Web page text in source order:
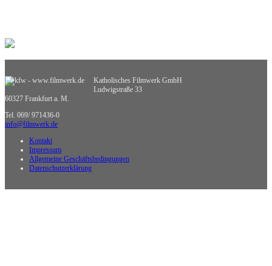
Verkehrserziehung
Wirtschaftskunde
Sachgebietsübergreifende Medien
Katholisches Filmwerk GmbH
Ludwigstraße 33
60327 Frankfurt a. M.
Tel. 069/ 971436-0
info@filmwerk.de
Kontakt
Impressum
Allgemeine Geschäftsbedingungen
Datenschutzerklärung